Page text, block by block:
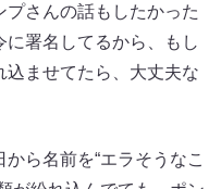
さんの話もしたかった
署名してるから、もし
ませてたら、大丈夫な
ら名前を“エラそうなこ